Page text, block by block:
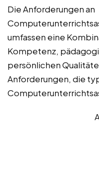
Die Anforderungen an
umfassen eine
Kompetenz,
persönlichen
Anforderungen, die